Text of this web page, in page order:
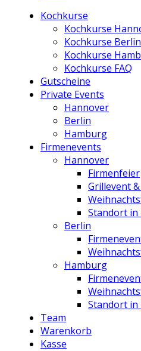
Kochkurse
Kochkurse
Kochkurse Berlin
Kochkurse
Kochkurse FAQ
Gutscheine
Private Events
Hannover
Berlin
Hamburg
Firmenevents
Hannover
Firmenfeier
Grillevent
Standort in
Berlin
Hamburg
Standort
Team
Warenkorb
Kasse